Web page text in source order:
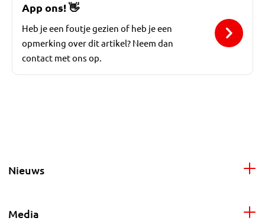
App ons!👋
Heb je een foutje gezien of heb je een
opmerking over dit artikel? Neem dan
contact met ons op.
Nieuws
Media